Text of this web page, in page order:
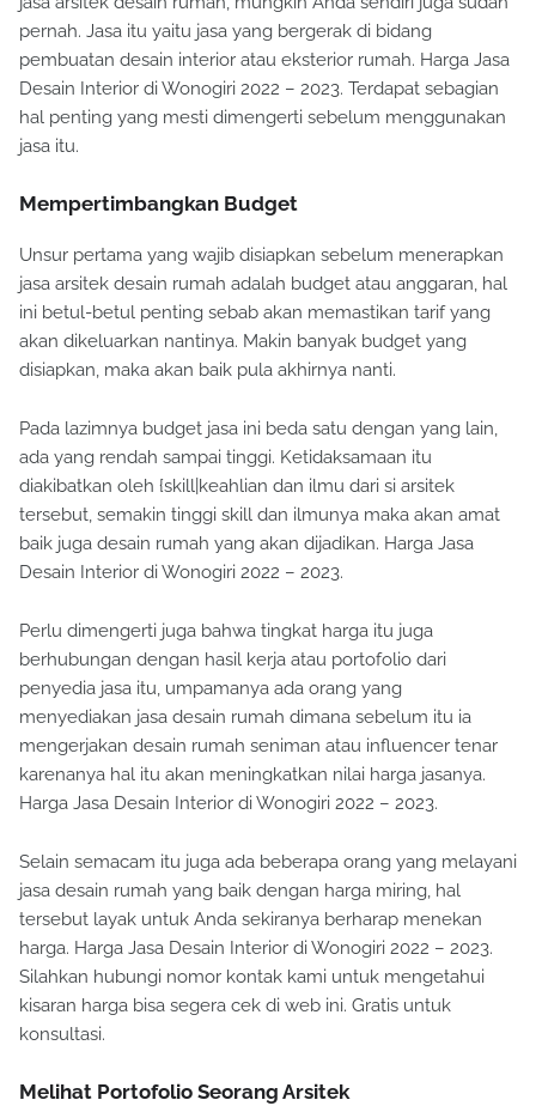
pernah. Jasa itu yaitu jasa yang bergerak di bidang
pembuatan desain interior atau eksterior rumah. Harga Jasa
Desain Interior di Wonogiri 2022 – 2023. Terdapat sebagian
hal penting yang mesti dimengerti sebelum menggunakan
jasa itu.
Mempertimbangkan Budget
Unsur pertama yang wajib disiapkan sebelum menerapkan
jasa arsitek desain rumah adalah budget atau anggaran, hal
ini betul-betul penting sebab akan memastikan tarif yang
akan dikeluarkan nantinya. Makin banyak budget yang
disiapkan, maka akan baik pula akhirnya nanti.
Pada lazimnya budget jasa ini beda satu dengan yang lain,
ada yang rendah sampai tinggi. Ketidaksamaan itu
diakibatkan oleh {skill|keahlian dan ilmu dari si arsitek
tersebut, semakin tinggi skill dan ilmunya maka akan amat
baik juga desain rumah yang akan dijadikan. Harga Jasa
Desain Interior di Wonogiri 2022 – 2023.
Perlu dimengerti juga bahwa tingkat harga itu juga
berhubungan dengan hasil kerja atau portofolio dari
penyedia jasa itu, umpamanya ada orang yang
menyediakan jasa desain rumah dimana sebelum itu ia
mengerjakan desain rumah seniman atau influencer tenar
karenanya hal itu akan meningkatkan nilai harga jasanya.
Harga Jasa Desain Interior di Wonogiri 2022 – 2023.
Selain semacam itu juga ada beberapa orang yang melayani
jasa desain rumah yang baik dengan harga miring, hal
tersebut layak untuk Anda sekiranya berharap menekan
harga. Harga Jasa Desain Interior di Wonogiri 2022 – 2023.
Silahkan hubungi nomor kontak kami untuk mengetahui
kisaran harga bisa segera cek di web ini. Gratis untuk
konsultasi.
Melihat Portofolio Seorang Arsitek